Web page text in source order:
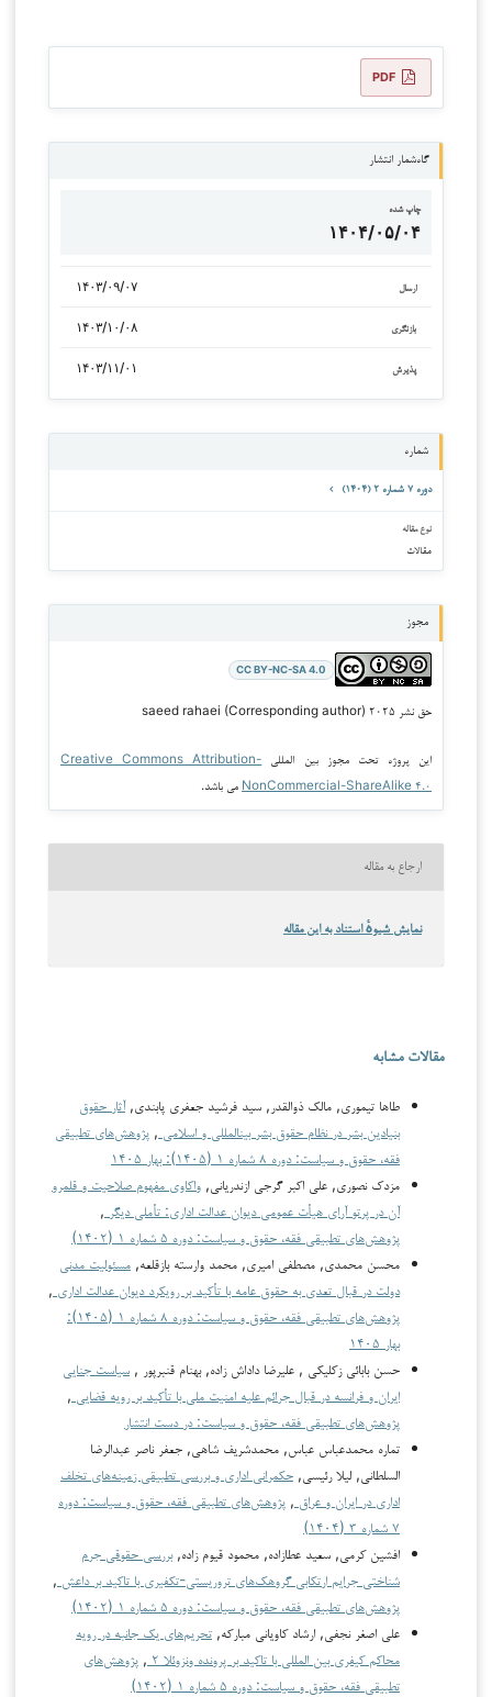
PDF
گاه‌شمار انتشار
چاپ شده
۱۴۰۴/۰۵/۰۴
ارسال ۱۴۰۳/۰۹/۰۷
بازنگری ۱۴۰۳/۱۰/۰۸
پذیرش ۱۴۰۳/۱۱/۰۱
شماره
دوره ۷ شماره ۲ (۱۴۰۴)
نوع مقاله
مقالات
مجوز
CC BY-NC-SA 4.0
حق نشر ۲۰۲۵ saeed rahaei (Corresponding author)
این پروژه تحت مجوز بین المللی Creative Commons Attribution-
NonCommercial-ShareAlike ۴.۰ می باشد.
ارجاع به مقاله
نمایش شیوهٔ استناد به این مقاله
مقالات مشابه
طاها تیموری, مالک ذوالقدر, سید فرشید جعفری پابندی,آثار حقوق
بنیادین بشر در نظام حقوق بشر بین­المللی و اسلامی , پژوهش‌های تطبیقی
فقه، حقوق و سیاست: دوره ۸ شماره ۱ (۱۴۰۵): بهار ۱۴۰۵
مزدک نصوری, علی ‎اکبر گرجی ‎ازندریانی,
واکاوی مفهوم صلاحیت و قلمرو
آن در پرتو آرای هیأت عمومی دیوان عدالت اداری: تأملی دیگر ,
پژوهش‌های تطبیقی فقه، حقوق و سیاست: دوره ۵ شماره ۱ (۱۴۰۲)
محسن محمدی, مصطفی امیری, محمد وارسته بازقلعه, مسئولیت مدنی
دولت در قبال تعدی به حقوق عامه با تأکید بر رویکرد دیوان عدالت اداری ,
پژوهش‌های تطبیقی فقه، حقوق و سیاست: دوره ۸ شماره ۱ (۱۴۰۵):
بهار ۱۴۰۵
حسن بابائی زکلیکی , علیرضا داداش زاده, بهنام قنبرپور , سیاست جنایی
ایران و فرانسه در قبال جرائم علیه امنیت ملی با تأکید بر رویه قضایی ,
پژوهش‌های تطبیقی فقه، حقوق و سیاست: در دست انتشار
تماره محمدعباس عباس, محمدشریف شاهی, جعفر ناصر عبدالرضا
السلطاني, لیلا رئیسی, حکمرانی اداری و بررسی تطبیقی زمینه‌های تخلف
اداری در ایران و عراق , پژوهش‌های تطبیقی فقه، حقوق و سیاست: دوره
۷ شماره ۳ (۱۴۰۴)
افشین کرمی, سعید عطازاده, محمود قیوم زاده,بررسی‌ حقوقی‌ جرم
شناختی‌ جرایم‌ ارتکابی‌ گروهک‌های‌ تروریستی‌-تکفیری‌ با تاکید بر داعش‌ ,
پژوهش‌های تطبیقی فقه، حقوق و سیاست: دوره ۵ شماره ۱ (۱۴۰۲)
علي اصغر نجفي, ارشاد کاوياني مبارکه, تحریم‌های یک جانبه در رویه
محاکم کیفری بین المللی با تاکید بر پرونده ونزوئلا ۲
, پژوهش‌های
تطبیقی فقه، حقوق و سیاست: دوره ۵ شماره ۱ (۱۴۰۲)